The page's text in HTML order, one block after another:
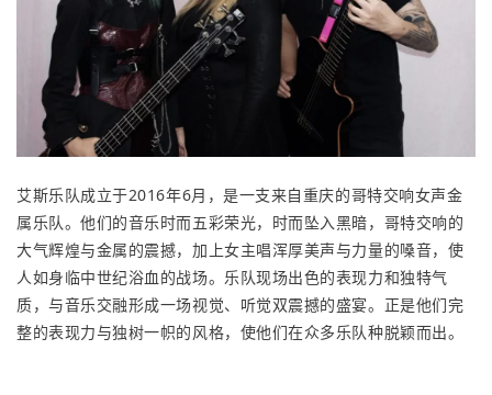
艾斯乐队成立于2016年6月，是一支来自重庆的哥特交响女声金
属乐队。他们的音乐时而五彩荣光，时而坠入黑暗，哥特交响的
大气辉煌与金属的震撼，加上女主唱浑厚美声与力量的嗓音，使
人如身临中世纪浴血的战场。乐队现场出色的表现力和独特气
质，与音乐交融形成一场视觉、听觉双震撼的盛宴。正是他们完
整的表现力与独树一帜的风格，使他们在众多乐队种脱颖而出。